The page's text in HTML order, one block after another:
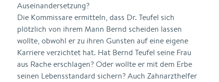
Auseinandersetzung?
Die Kommissare ermitteln, dass Dr. Teufel sich
plötzlich von ihrem Mann Bernd scheiden lassen
wollte, obwohl er zu ihren Gunsten auf eine eigene
Karriere verzichtet hat. Hat Bernd Teufel seine Frau
aus Rache erschlagen? Oder wollte er mit dem Erbe
seinen Lebensstandard sichern? Auch Zahnarzthelfer